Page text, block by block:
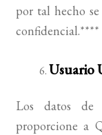
por tal hecho
confidencial.****
Usuario
Los datos de
proporcione a